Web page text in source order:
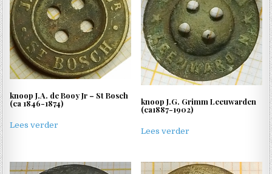
knoop J.A. de Booy Jr – St Bosch
(ca 1846-1874)
Lees verder
knoop J.G. Grimm Leeuwarden
(ca1887-1902)
Lees verder